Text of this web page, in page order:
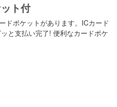
ト付
ドポケットがあります。ICカード
と支払い完了! 便利なカードポケ